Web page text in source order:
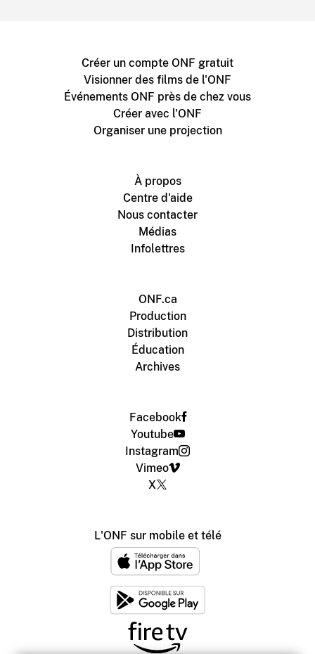
Créer un compte ONF gratuit
Visionner des films de l'ONF
Événements ONF près de chez vous
Créer avec l'ONF
Organiser une projection
À propos
Centre d'aide
Nous contacter
Médias
Infolettres
ONF.ca
Production
Distribution
Éducation
Archives
Facebook
Youtube
Instagram
Vimeo
X
L'ONF sur mobile et télé